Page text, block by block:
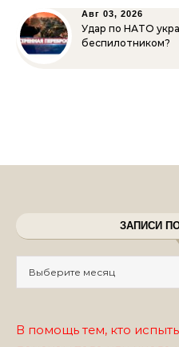
Авг 03, 2026
Удар по НАТО
беспилотником?
ЗАПИСИ
В помощь тем, кто